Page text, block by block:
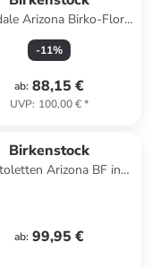
Arizona Birko-Flor
normal in braun
-11%
ab: 88,15 €
UVP: 100,00 €*
Birkenstock
Arizona BF in
ab: 99,95 €